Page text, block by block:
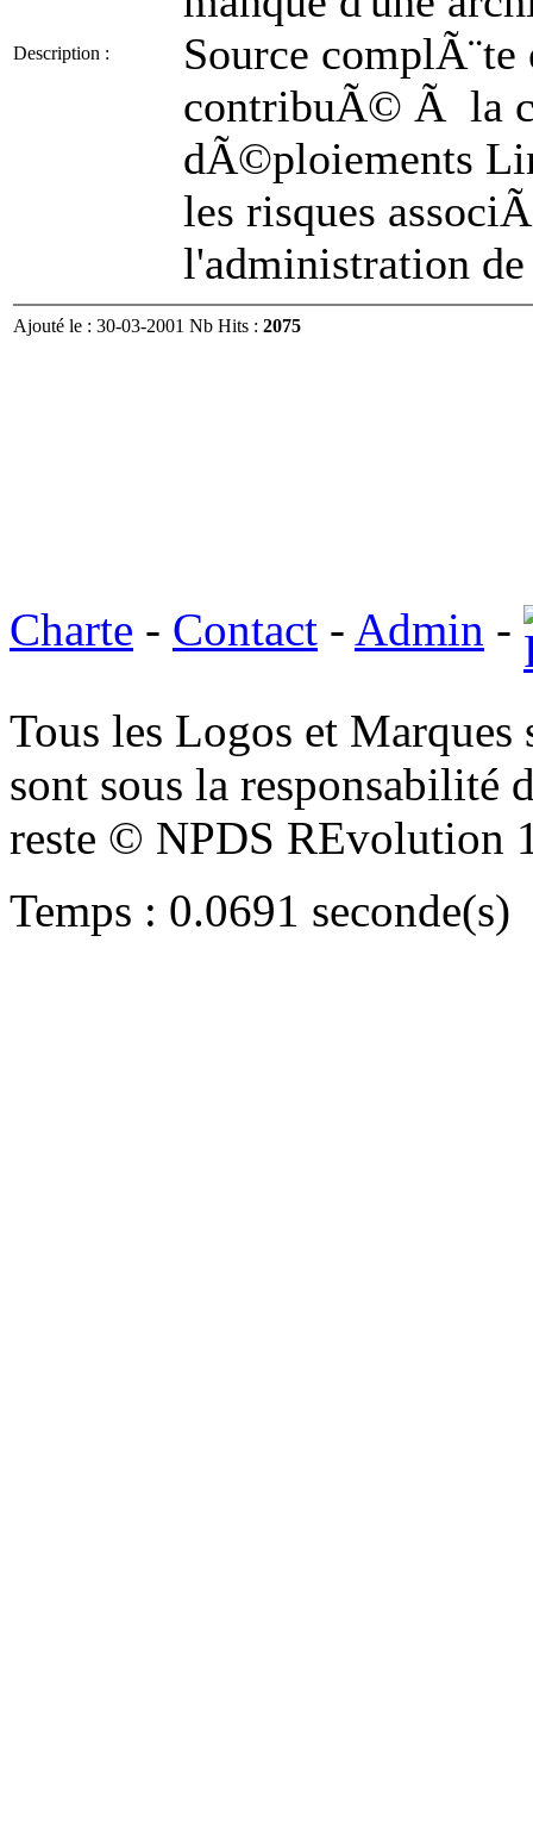
Description :
Source
contribuÃ© Ã la
dÃ©ploiements
les risques
l'administration
Ajouté le : 30-03-2001 Nb Hits : 2075
Charte - Contact - Admin -
Tous les Logos et Marques
sont sous la responsabilité
reste © NPDS REvolution
Temps : 0.0691 seconde(s)